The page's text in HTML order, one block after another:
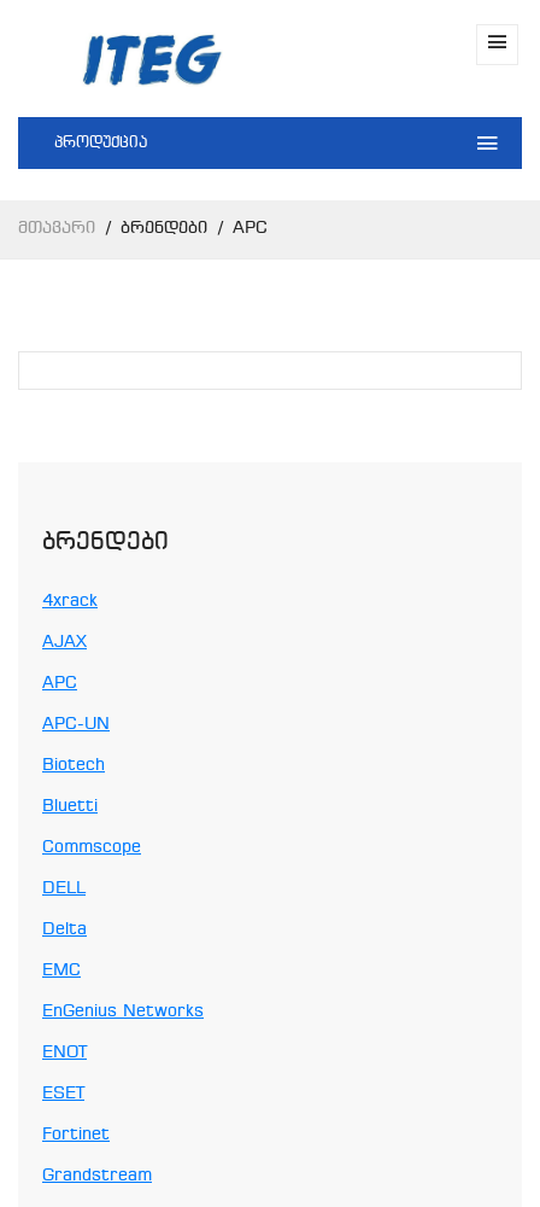
პროდუქცია
Მთავარი Ბრენდები APC
Ბრენდები
4xrack
AJAX
APC
APC-UN
Biotech
Bluetti
Commscope
DELL
Delta
EMC
EnGenius Networks
ENOT
ESET
Fortinet
Grandstream